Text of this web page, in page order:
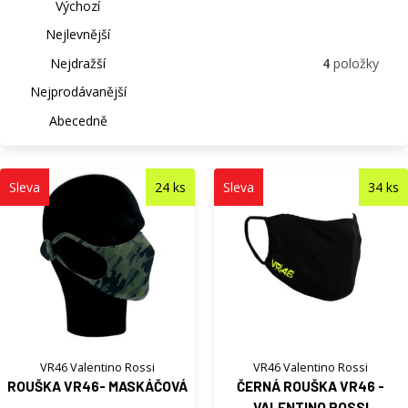
Výchozí
Nejlevnější
Nejdražší
Nejprodávanější
Abecedně
4položky
VR46 Valentino Rossi
ROUŠKA VR46- MASKÁČOVÁ
Sleva 24 ks
VR46 Valentino Rossi
ČERNÁ ROUŠKA VR46 -
Sleva 34 ks